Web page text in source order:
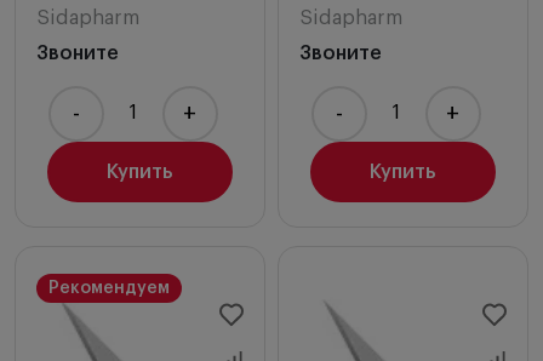
Sidapharm
Звоните
Купить
- +
Sidapharm
Звоните
Купить
- +
Рекомендуем